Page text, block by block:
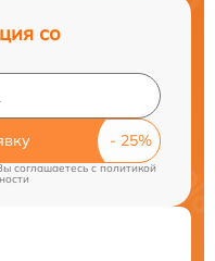
со
соглашаетесь cполитикой